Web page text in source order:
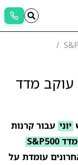
עוקב מדד
יוני עבור קרנות
הפניקס פנסיה מקיפה עוקב מדד S&P500